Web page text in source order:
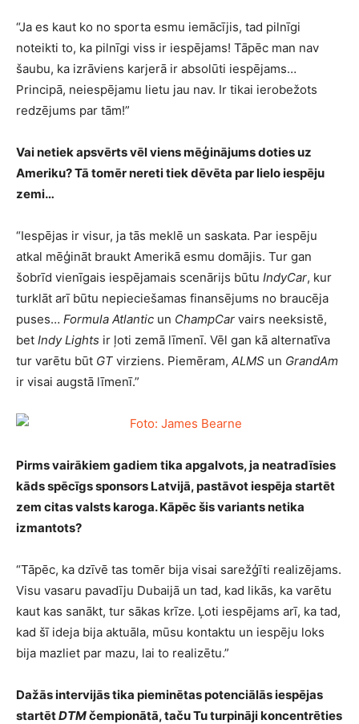
“Ja es kaut ko no sporta esmu iemācījis, tad pilnīgi
noteikti to, ka pilnīgi viss ir iespējams! Tāpēc man nav
šaubu, ka izrāviens karjerā ir absolūti iespējams…
Principā, neiespējamu lietu jau nav. Ir tikai ierobežots
redzējums par tām!”
Vai netiek apsvērts vēl viens mēģinājums doties uz
Ameriku? Tā tomēr nereti tiek dēvēta par lielo iespēju
zemi…
“Iespējas ir visur, ja tās meklē un saskata. Par iespēju
atkal mēģināt braukt Amerikā esmu domājis. Tur gan
šobrīd vienīgais iespējamais scenārijs būtu IndyCar, kur
turklāt arī būtu nepieciešamas finansējums no braucēja
puses… Formula Atlantic un ChampCar vairs neeksistē,
bet Indy Lights ir ļoti zemā līmenī. Vēl gan kā alternatīva
tur varētu būt GT virziens. Piemēram, ALMS un GrandAm
ir visai augstā līmenī.”
Pirms vairākiem gadiem tika apgalvots, ja neatradīsies
kāds spēcīgs sponsors Latvijā, pastāvot iespēja startēt
zem citas valsts karoga. Kāpēc šis variants netika
izmantots?
“Tāpēc, ka dzīvē tas tomēr bija visai sarežģīti realizējams.
Visu vasaru pavadīju Dubaijā un tad, kad likās, ka varētu
kaut kas sanākt, tur sākas krīze. Ļoti iespējams arī, ka tad,
kad šī ideja bija aktuāla, mūsu kontaktu un iespēju loks
bija mazliet par mazu, lai to realizētu.”
Dažās intervijās tika pieminētas potenciālās iespējas
startētDTMčempionātā, taču Tu turpināji koncentrēties